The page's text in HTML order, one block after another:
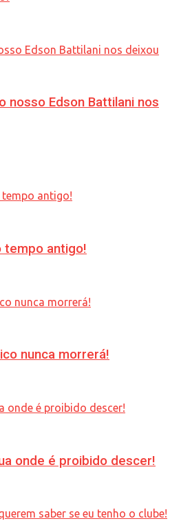
nosso Edson Battilani nos
tempo antigo!
nunca morrerá!
onde é proibido descer!